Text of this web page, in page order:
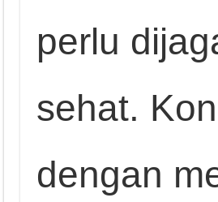
perlu
sehat.
dengan